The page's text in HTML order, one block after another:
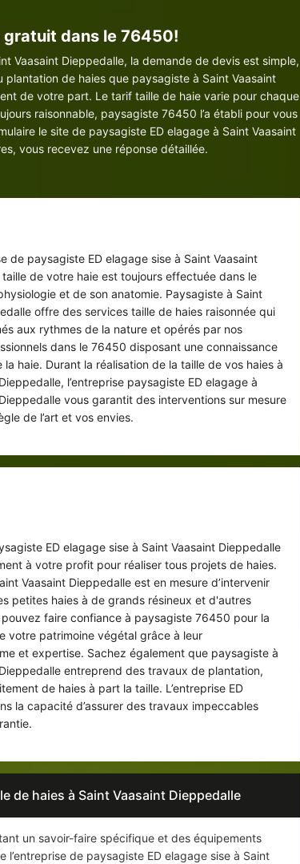
gratuit dans le 76450!
Vaasaint Dieppedalle, la demande de devis est simple,
de haies que paysagiste à Saint Vaasaint
de votre part. Le tarif taille de haie varie pour chaque
raisonnable, paysagiste 76450 l’a établi pour vous
le site de paysagiste ED elagage à Saint Vaasaint
vous recevez une réponse détaillée.
de paysagiste ED elagage sise à Saint Vaasaint
de votre haie est toujours effectuée dans le
et de son anatomie. Paysagiste à Saint
offre des services taille de haies raisonnée qui
aux rythmes de la nature et opérés par nos
dans le 76450 disposant une connaissance
haie. Durant la réalisation de la taille de vos haies à
l’entreprise paysagiste ED elagage à
vous garantit des interventions sur mesure
de l’art et vos envies.
ED elagage sise à Saint Vaasaint Dieppedalle
à votre profit pour réaliser tous projets de haies.
Vaasaint Dieppedalle est en mesure d’intervenir
petites haies à de grands résineux et d'autres
pouvez faire confiance à paysagiste 76450 pour la
votre patrimoine végétal grâce à leur
et expertise. Sachez également que paysagiste à
entreprend des travaux de plantation,
de haies à part la taille. L’entreprise ED
la capacité d’assurer des travaux impeccables
de haies à Saint Vaasaint Dieppedalle
un savoir-faire spécifique et des équipements
de paysagiste ED elagage sise à Saint